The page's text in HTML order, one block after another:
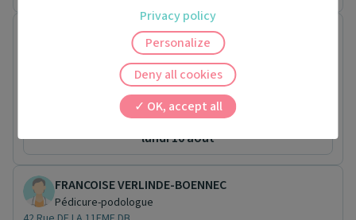
Pédicure-podologue
2bis Rue du Docteur Marescot
Prochaine disponibilité le :
lundi 10 août
FRANCOISE VERLINDE-BOENNEC
Pédicure-podologue
OK, accept all
Deny all cookies
Personalize
Privacy policy